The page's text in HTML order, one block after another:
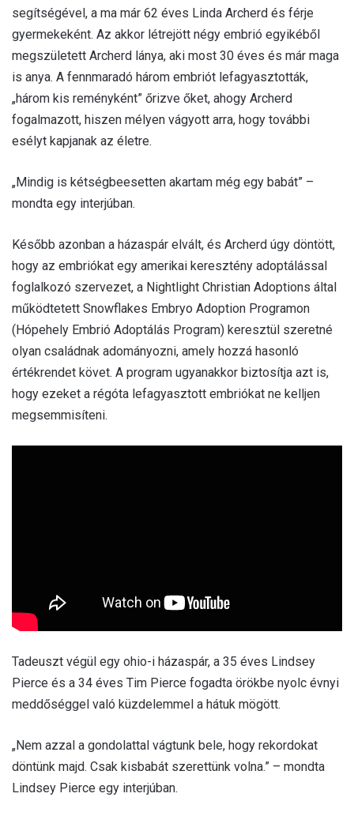
segítségével, a ma már 62 éves Linda Archerd és férje
gyermekeként. Az akkor létrejött négy embrió egyikéből
megszületett Archerd lánya, aki most 30 éves és már maga
is anya. A fennmaradó három embriót lefagyasztották,
„három kis reményként” őrizve őket, ahogy Archerd
fogalmazott, hiszen mélyen vágyott arra, hogy további
esélyt kapjanak az életre.
„Mindig is kétségbeesetten akartam még egy babát” –
mondta egy interjúban.
Később azonban a házaspár elvált, és Archerd úgy döntött,
hogy az embriókat egy amerikai keresztény adoptálással
foglalkozó szervezet, a Nightlight Christian Adoptions által
működtetett Snowflakes Embryo Adoption Programon
(Hópehely Embrió Adoptálás Program) keresztül szeretné
olyan családnak adományozni, amely hozzá hasonló
értékrendet követ. A program ugyanakkor biztosítja azt is,
hogy ezeket a régóta lefagyasztott embriókat ne kelljen
megsemmisíteni.
Tadeuszt végül egy ohio-i házaspár, a 35 éves Lindsey
Pierce és a 34 éves Tim Pierce fogadta örökbe nyolc évnyi
meddőséggel való küzdelemmel a hátuk mögött.
„Nem azzal a gondolattal vágtunk bele, hogy rekordokat
döntünk majd. Csak kisbabát szerettünk volna.” – mondta
Lindsey Pierce egy interjúban.